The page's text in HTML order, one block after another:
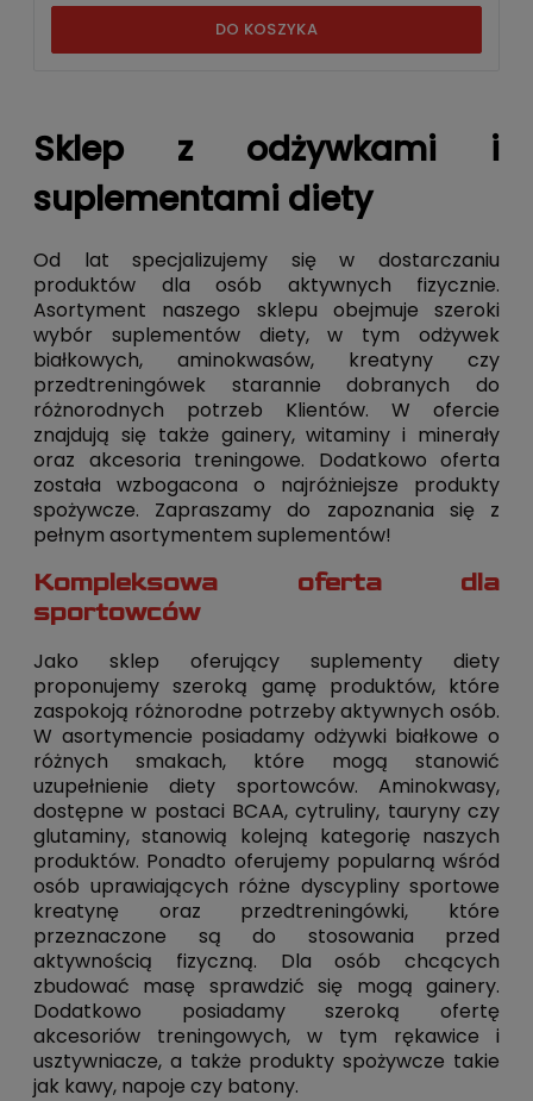
DO KOSZYKA
Sklep z odżywkami i
suplementami diety
Od lat specjalizujemy się w dostarczaniu
produktów dla osób aktywnych fizycznie.
Asortyment naszego sklepu obejmuje szeroki
wybór suplementów diety, w tym odżywek
białkowych, aminokwasów, kreatyny czy
przedtreningówek starannie dobranych do
różnorodnych potrzeb Klientów. W ofercie
znajdują się także gainery, witaminy i minerały
oraz akcesoria treningowe. Dodatkowo oferta
została wzbogacona o najróżniejsze produkty
spożywcze. Zapraszamy do zapoznania się z
pełnym asortymentem suplementów!
Kompleksowa oferta dla
sportowców
Jako sklep oferujący suplementy diety
proponujemy szeroką gamę produktów, które
zaspokoją różnorodne potrzeby aktywnych osób.
W asortymencie posiadamy odżywki białkowe o
różnych smakach, które mogą stanowić
uzupełnienie diety sportowców. Aminokwasy,
dostępne w postaci BCAA, cytruliny, tauryny czy
glutaminy, stanowią kolejną kategorię naszych
produktów. Ponadto oferujemy popularną wśród
osób uprawiających różne dyscypliny sportowe
kreatynę oraz przedtreningówki, które
przeznaczone są do stosowania przed
aktywnością fizyczną. Dla osób chcących
zbudować masę sprawdzić się mogą gainery.
Dodatkowo posiadamy szeroką ofertę
akcesoriów treningowych, w tym rękawice i
usztywniacze, a także produkty spożywcze takie
jak kawy, napoje czy batony.